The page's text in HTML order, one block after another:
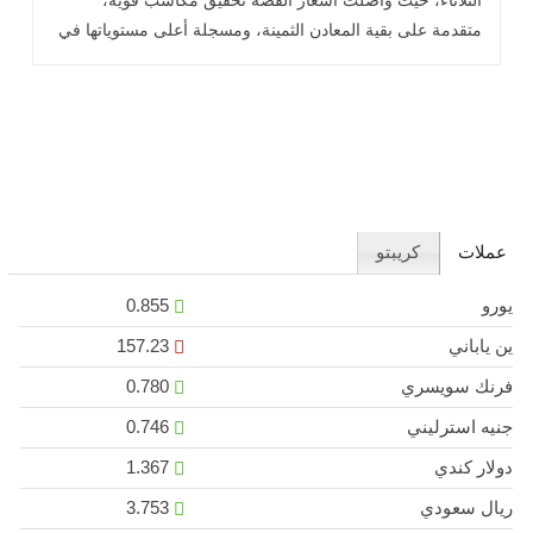
متقدمة على بقية المعادن الثمينة، ومسجلة أعلى مستوياتها في
عملات كريبتو
يورو
0.855
ين ياباني
157.23
فرنك سويسري
0.780
جنيه استرليني
0.746
دولار كندي
1.367
ريال سعودي
3.753